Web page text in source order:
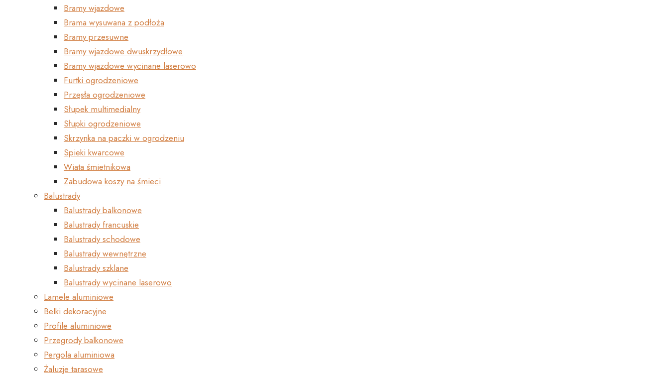
Bramy wjazdowe
Brama wysuwana z podłoża
Bramy przesuwne
Bramy wjazdowe dwuskrzydłowe
Bramy wjazdowe wycinane laserowo
Furtki ogrodzeniowe
Przęsła ogrodzeniowe
Słupek multimedialny
Słupki ogrodzeniowe
Skrzynka na paczki w ogrodzeniu
Spieki kwarcowe
Wiata śmietnikowa
Zabudowa koszy na śmieci
Balustrady
Balustrady balkonowe
Balustrady francuskie
Balustrady schodowe
Balustrady wewnętrzne
Balustrady szklane
Balustrady wycinane laserowo
Lamele aluminiowe
Belki dekoracyjne
Profile aluminiowe
Przegrody balkonowe
Pergola aluminiowa
Żaluzje tarasowe